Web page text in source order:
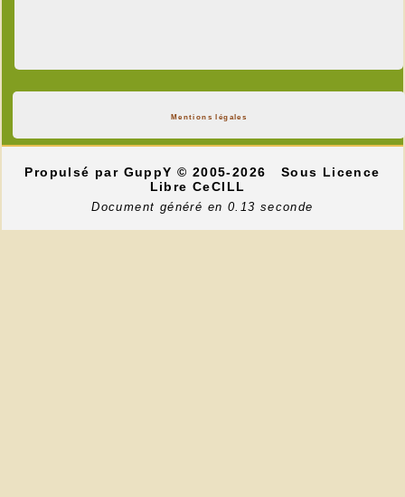
Mentions légales
Propulsé par GuppY© 2005-2026
Sous Licence
Libre CeCILL
Document généré en 0.13 seconde